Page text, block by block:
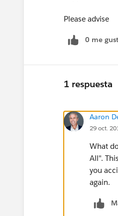
Please advise
0 me
1 respuesta
Aaron
29 oct.
What
All".
you
again.